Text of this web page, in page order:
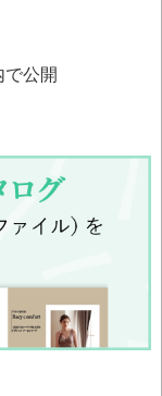
で公開